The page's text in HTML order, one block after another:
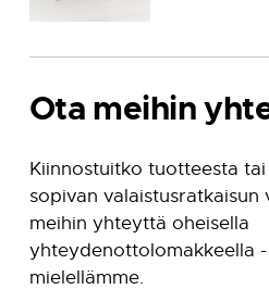
-0-
10-40V
-
LED T
Ota meihin
Kiinnostuitko tuotteesta
sopivan valaistusratkaisun
meihin yhteyttä oheisella
yhteydenottolomakkeella
mielellämme.